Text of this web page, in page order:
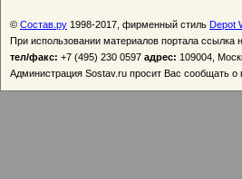
© Состав.ру 1998-2017, фирменный стиль Depot
При использовании материалов портала ссылка
тел/факс: +7 (495) 230 0597 адрес: 109004,
Администрация Sostav.ru просит Вас сообщать